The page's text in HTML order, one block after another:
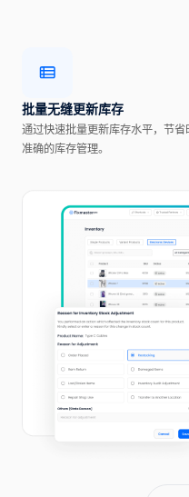
批量无缝更新库存
通过快速批量更新库存水平，节
准确的库存管理。